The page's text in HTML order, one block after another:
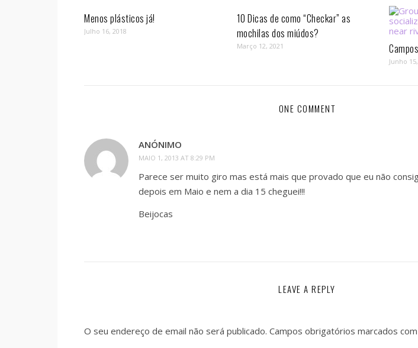
Menos plásticos já!
Julho 16, 2018
10 Dicas de como “Checkar” as
mochilas dos miúdos?
Março 12, 2021
Junho
ONE COMMENT
ANÓNIMO
MAIO 1, 2013 AT 8:29 PM
Parece ser muito giro mas está mais que provado que eu não
depois em Maio e nem a dia 15 cheguei!!!
Beijocas
LEAVE A REPLY
O seu endereço de email não será publicado. Campos obrigatórios marcados com